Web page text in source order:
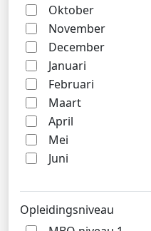
Oktober
November
December
Januari
Februari
Maart
April
Mei
Juni
Opleidingsniveau